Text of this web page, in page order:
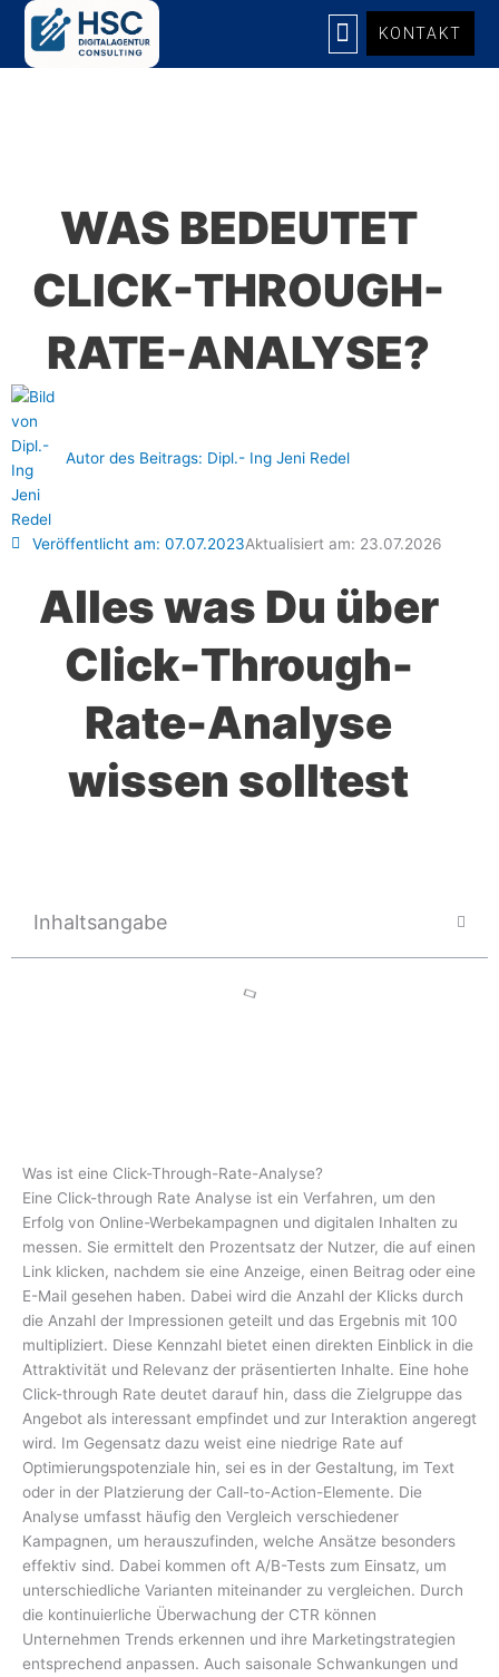
Zum
springen
KONTAKT
WAS BEDEUTET
CLICK-THROUGH-
RATE-ANALYSE?
Autor des Beitrags: Dipl.- Ing Jeni Redel
Veröffentlicht am: 07.07.2023Aktualisiert am: 23.07.2026
Alles was Du über
Click-Through-
Rate-Analyse
wissen solltest
Inhaltsangabe
Was ist eine Click-Through-Rate-Analyse?
Eine Click-through Rate Analyse ist ein Verfahren, um den
Erfolg von Online-Werbekampagnen und digitalen Inhalten zu
messen. Sie ermittelt den Prozentsatz der Nutzer, die auf einen
Link klicken, nachdem sie eine Anzeige, einen Beitrag oder eine
E-Mail gesehen haben. Dabei wird die Anzahl der Klicks durch
die Anzahl der Impressionen geteilt und das Ergebnis mit 100
multipliziert. Diese Kennzahl bietet einen direkten Einblick in die
Attraktivität und Relevanz der präsentierten Inhalte. Eine hohe
Click-through Rate deutet darauf hin, dass die Zielgruppe das
Angebot als interessant empfindet und zur Interaktion angeregt
wird. Im Gegensatz dazu weist eine niedrige Rate auf
Optimierungspotenziale hin, sei es in der Gestaltung, im Text
oder in der Platzierung der Call-to-Action-Elemente. Die
Analyse umfasst häufig den Vergleich verschiedener
Kampagnen, um herauszufinden, welche Ansätze besonders
effektiv sind. Dabei kommen oft A/B-Tests zum Einsatz, um
unterschiedliche Varianten miteinander zu vergleichen. Durch
die kontinuierliche Überwachung der CTR können
Unternehmen Trends erkennen und ihre Marketingstrategien
entsprechend anpassen. Auch saisonale Schwankungen und